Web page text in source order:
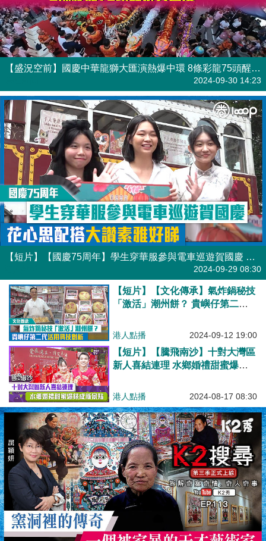
【盛況空前】國慶中華龍獅大匯演熱爆中環 8條彩龍75頭醒獅賀國慶
2024-09-30 14:23
【短片】【國慶75周年】學生穿華服參與電車巡遊賀國慶 花心思配搭大讚素雅好睇
2024-09-29 08:30
【短片】【文化傳承】氣炸鍋秘技
「激活」潮州餅？ 貴嶼仔第二代
港人點播 2024-09-12 19:00
【短片】【騰飛南沙】十對大灣區
新人喜結連理 水鄉婚禮甜蜜爆錶
港人點播 2024-08-17 08:30